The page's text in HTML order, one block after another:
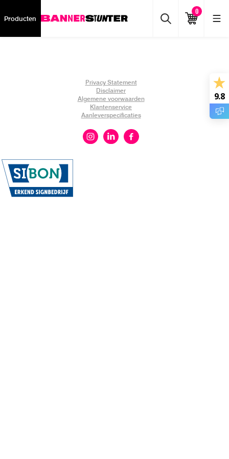
Producten
0
Privacy Statement
Disclaimer
Algemene voorwaarden
Klantenservice
Aanleverspecificaties
9.8